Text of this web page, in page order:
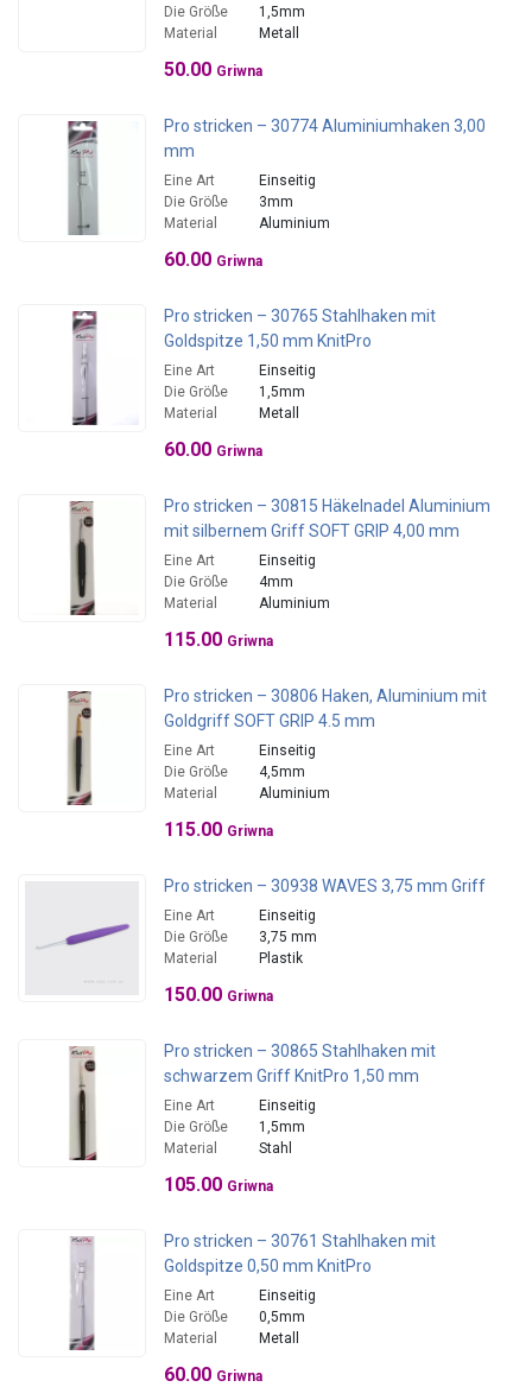
Die Größe
1,5mm
Material
Metall
50.00 Griwna
Pro stricken – 30774 Aluminiumhaken 3,00
mm
Eine Art
Einseitig
Die Größe
3mm
Material
Aluminium
60.00 Griwna
Pro stricken – 30765 Stahlhaken mit
Goldspitze 1,50 mm KnitPro
Eine Art
Einseitig
Die Größe
1,5mm
Material
Metall
60.00 Griwna
Pro stricken – 30815 Häkelnadel Aluminium
mit silbernem Griff SOFT GRIP 4,00 mm
Eine Art
Einseitig
Die Größe
4mm
Material
Aluminium
115.00 Griwna
Pro stricken – 30806 Haken, Aluminium mit
Goldgriff SOFT GRIP 4.5 mm
Eine Art
Einseitig
Die Größe
4,5mm
Material
Aluminium
115.00 Griwna
Pro stricken – 30938 WAVES 3,75 mm Griff
Eine Art
Einseitig
Die Größe
3,75 mm
Material
Plastik
150.00 Griwna
Pro stricken – 30865 Stahlhaken mit
schwarzem Griff KnitPro 1,50 mm
Eine Art
Einseitig
Die Größe
1,5mm
Material
Stahl
105.00 Griwna
Pro stricken – 30761 Stahlhaken mit
Goldspitze 0,50 mm KnitPro
Eine Art
Einseitig
Die Größe
0,5mm
Material
Metall
60.00 Griwna